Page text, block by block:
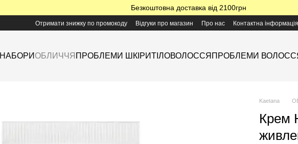
Безкоштовна доставка від 2100грн
Отримати знижку по промокоду Відгуки про магазин Про нас Контактна інформація
НАБОРИ ОБЛИЧЧЯ ПРОБЛЕМИ ШКІРИТІЛОВОЛОССЯ ПРОБЛЕМИ
Kaetana
Крем